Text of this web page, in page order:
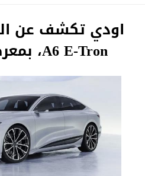
اودي تكشف عن
A6 E-Tron، بمعرض شنغهاي.